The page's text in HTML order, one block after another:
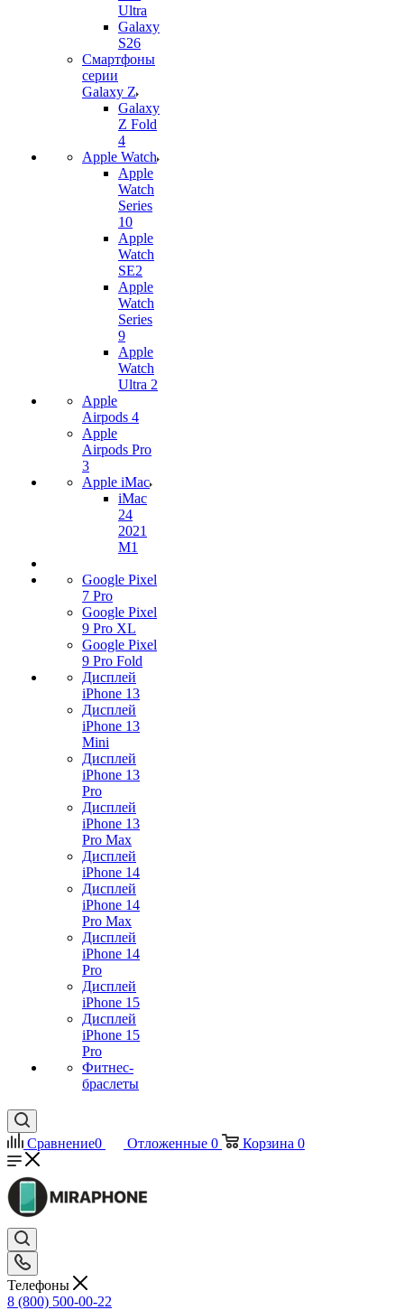
Ultra
Galaxy
S26
Смартфоны
серии
Galaxy Z
Galaxy
Z Fold
4
Apple Watch
Apple
Watch
Series
10
Apple
Watch
SE2
Apple
Watch
Series
9
Apple
Watch
Ultra 2
Apple
Airpods 4
Apple
Airpods Pro
3
Apple iMac
iMac
24
2021
M1
Google Pixel
7 Pro
Google Pixel
9 Pro XL
Google Pixel
9 Pro Fold
Дисплей
iPhone 13
Дисплей
iPhone 13
Mini
Дисплей
iPhone 13
Pro
Дисплей
iPhone 13
Pro Max
Дисплей
iPhone 14
Дисплей
iPhone 14
Pro Max
Дисплей
iPhone 14
Pro
Дисплей
iPhone 15
Дисплей
iPhone 15
Pro
Фитнес-
браслеты
Сравнение0 Отложенные 0 Корзина 0
Телефоны
8 (800) 500-00-22